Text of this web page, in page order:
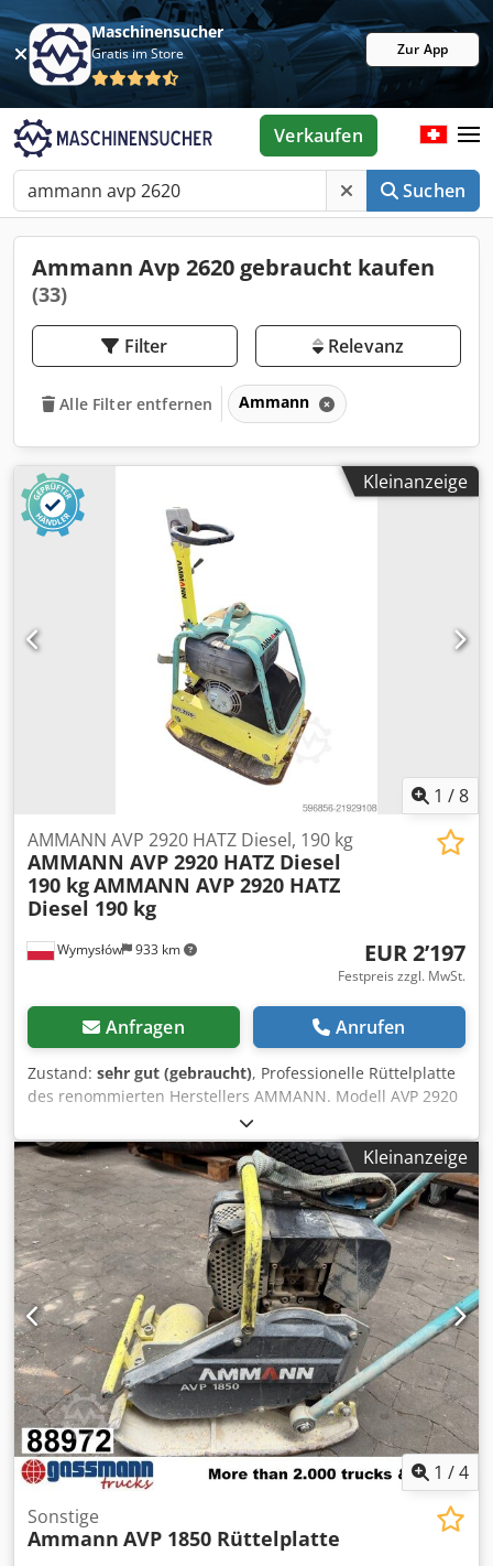
Maschinensucher
Gratis im Store Zur App
Suchen
Verkaufen
Ammann Avp 2620 gebraucht kaufen
(33)
Filter Relevanz
Alle Filter entfernen Ammann
Kleinanzeige
1 /8
Wymysłów 933 km
AMMANN AVP 2920 HATZ Diesel, 190 kg
AMMANN AVP 2920 HATZ Diesel
190 kgAMMANN AVP 2920 HATZ
Diesel 190 kg
EUR 2’197
Festpreis zzgl. MwSt.
Anfragen Anrufen
Zustand: sehr gut (gebraucht), Professionelle Rüttelplatte
des renommierten Herstellers AMMANN. Modell AVP 2920
ausgestattet mit einem zuverlässigen HATZ Dieselmotor
mit 5 kW Leistung. Die Maschine ist für professionelle
Pflasterarbeiten, Straßenbau sowie die Verdichtung von
Boden, Pflastersteinen, Schotter und Asphalt ausgelegt.
Dodjy Sifyspfx Ab Nsck Das Gerät ist komplett mechanisch,
mit robuster deutscher Konstruktion. Optischer Zustand
entsprechend den Fotos – normale Gebrauchsspuren.
Technische Daten: • Hersteller: AMMANN • Modell: AVP
2920 • Baujahr: 1999 • Motor: HATZ Diesel • Motortyp:
1B30-6 • Leistung: 5 kW • Betriebsgewicht: 190 kg •
Handstart • Made in Germany Einsatzbereiche: •
Pflastersteinverdichtung • Pflasterarbeiten • Straßenbau •
Verdichten von Boden und Schotter • Gräben und
Fundamente Zustand: Gebrauchte, vollständige Maschine.
HATZ Motor – robuste und geschätzte Diesel-Einheit.
Kleinanzeige
1 /4
Sonstige
Ammann AVP 1850 Rüttelplatte